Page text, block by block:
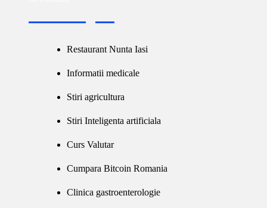
Restaurant Nunta Iasi
Informatii medicale
Stiri agricultura
Stiri Inteligenta artificiala
Curs Valutar
Cumpara Bitcoin Romania
Clinica gastroenterologie